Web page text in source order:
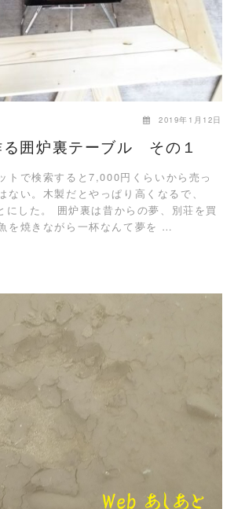
2019年1月12日
囲炉裏テーブル その１
トで検索すると7,000円くらいから売っ
ない。木製だとやっぱり高くなるで、
にした。 囲炉裏は昔からの夢、別荘を買
を焼きながら一杯なんて夢を …
READ MORE